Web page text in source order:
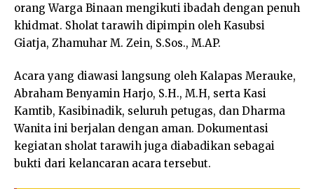
orang Warga Binaan mengikuti ibadah dengan penuh
khidmat. Sholat tarawih dipimpin oleh Kasubsi
Giatja, Zhamuhar M. Zein, S.Sos., M.AP.
Acara yang diawasi langsung oleh Kalapas Merauke,
Abraham Benyamin Harjo, S.H., M.H, serta Kasi
Kamtib, Kasibinadik, seluruh petugas, dan Dharma
Wanita ini berjalan dengan aman. Dokumentasi
kegiatan sholat tarawih juga diabadikan sebagai
bukti dari kelancaran acara tersebut.